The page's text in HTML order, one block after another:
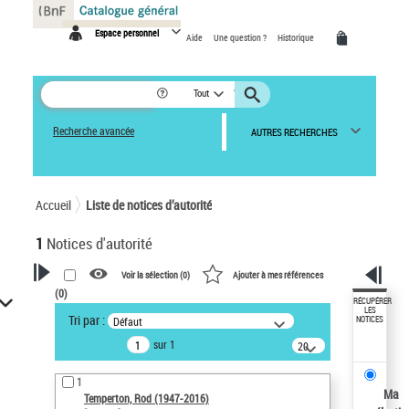
Espace personnel Aide Une question ? Historique
Tout
Recherche avancée AUTRES RECHERCHES
Accueil Liste de notices d’autorité
1 Notices d'autorité
VOTRE RECHERCHE
Recherche avancée dans les
notices d’autorité
Œuvres liées à l'auteur :
Temperton, Rod (1947-2016)
Voir la sélection (0) Ajouter à mes références
(0)
Tri par : Défaut
sur 1
20
résultats/page
1
Temperton, Rod (1947-2016)
RÉCUPÉRER
LES
NOTICES
Ma
Panneau de gestion des cookies